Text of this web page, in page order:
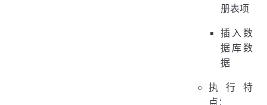
册表项
插入数
据库数
据
执行特
点：